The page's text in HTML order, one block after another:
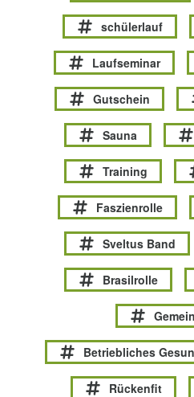
schülerlauf
Laufseminar
Gutschein
Sauna
Training
Faszienrolle
Sveltus Band
Brasilrolle
Betriebliches
Rückenfit